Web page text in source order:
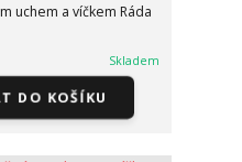
uchem a víčkem Ráda
Skladem
DO KOŠÍKU